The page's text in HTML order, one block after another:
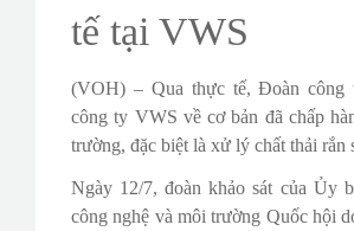
tế tại VWS
(VOH) – Qua thực tế, Đoàn công
công ty VWS về cơ bản đã chấp
trường, đặc biệt là xử lý chất thải
Ngày 12/7, đoàn khảo sát của Ủy
công nghệ và môi trường Quốc hội